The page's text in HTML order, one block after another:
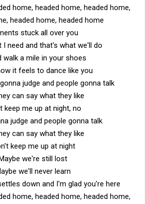
home, headed home, headed home,
headed home, headed home
stuck all over you
I need and that's what we'll do
walk a mile in your shoes
it feels to dance like you
judge and people gonna talk
can say what they like
keep me up at night, no
judge and people gonna talk
can say what they like
keep me up at night
we're still lost
we'll never learn
down and I'm glad you're here
home, headed home, headed home,